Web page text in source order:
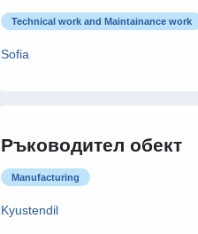
Technical work and Maintainance work
Sofia
Ръководител обект
Manufacturing
Kyustendil